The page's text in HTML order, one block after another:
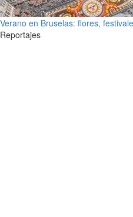
Verano en Bruselas: flores,
Reportajes